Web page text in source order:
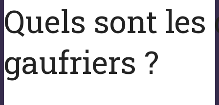
Quels sont
gaufriers ?